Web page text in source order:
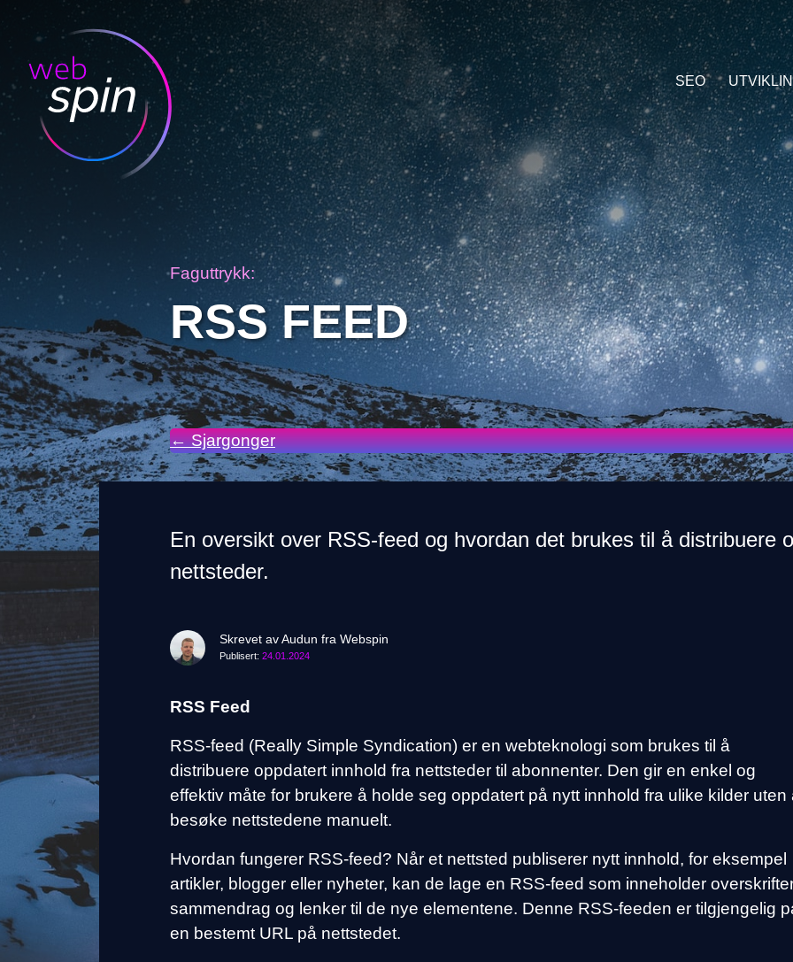
SEO
Faguttrykk:
RSS FEED
← Sjargonger
En oversikt over RSS-feed og hvordan det brukes til å distribuere
nettsteder.
Skrevet av Audun fra Webspin
Publisert: 24.01.2024
RSS Feed
RSS-feed (Really Simple Syndication) er en webteknologi som brukes til å
distribuere oppdatert innhold fra nettsteder til abonnenter. Den gir en enkel og
effektiv måte for brukere å holde seg oppdatert på nytt innhold fra ulike kilder uten
besøke nettstedene manuelt.
Hvordan fungerer RSS-feed? Når et nettsted publiserer nytt innhold, for eksempel
artikler, blogger eller nyheter, kan de lage en RSS-feed som inneholder
sammendrag og lenker til de nye elementene. Denne RSS-feeden er tilgjengelig
en bestemt URL på nettstedet.